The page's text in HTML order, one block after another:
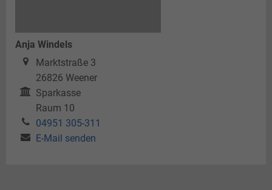
Anja Windels
Marktstraße 3
26826 Weener
Sparkasse
Raum 10
04951 305-311
E-Mail senden